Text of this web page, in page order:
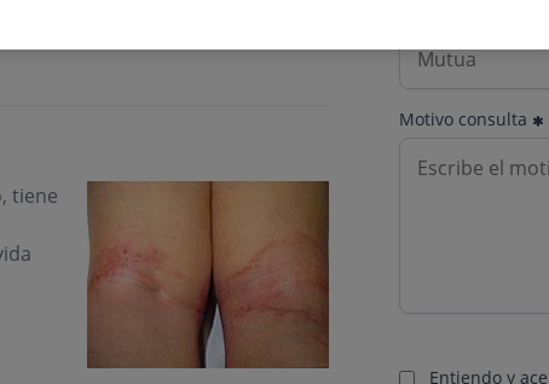
tiene
Motivo consulta
Entiendo y